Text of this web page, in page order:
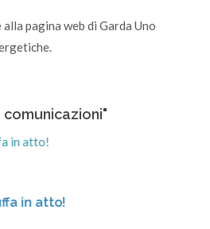
alla pagina web di Garda Uno
in atto!